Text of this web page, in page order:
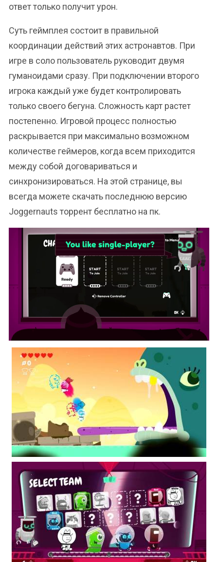
ответ только получит урон.
Суть геймплея состоит в правильной
координации действий этих астронавтов. При
игре в соло пользователь руководит двумя
гуманоидами сразу. При подключении второго
игрока каждый уже будет контролировать
только своего бегуна. Сложность карт растет
постепенно. Игровой процесс полностью
раскрывается при максимально возможном
количестве геймеров, когда всем приходится
между собой договариваться и
синхронизироваться. На этой странице, вы
всегда можете скачать последнюю версию
Joggernauts торрент бесплатно на пк.